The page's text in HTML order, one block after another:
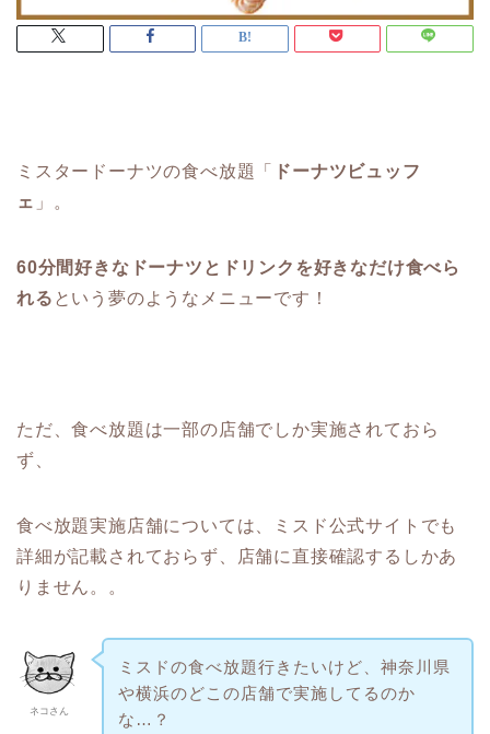
ミスタードーナツの食べ放題「
ドーナツビュッフ
ェ 」。
60分間好きなドーナツとドリンクを好きなだけ食べら
れる という夢のようなメニューです！
ただ、食べ放題は一部の店舗でしか実施されておら
ず、
食べ放題実施店舗については、ミスド公式サイトでも
詳細が記載されておらず、店舗に直接確認するしかあ
りません。。
ネコさん
ミスドの食べ放題行きたいけど、神奈川県
や横浜のどこの店舗で実施してるのか
な…？